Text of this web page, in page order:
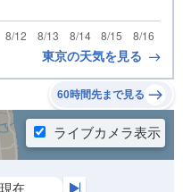
東京の天気を見る
60時間先まで見る